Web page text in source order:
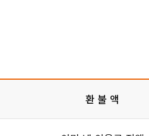
환 불 액